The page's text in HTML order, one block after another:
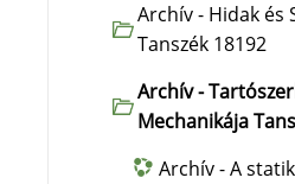
Archív - Hidak és
Tanszék 18192
Archív -
Mechanikája
Archív - A